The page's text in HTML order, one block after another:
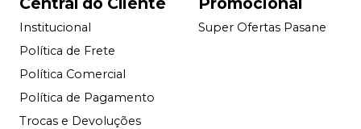
Institucional
Política de Frete
Política Comercial
Política de Pagamento
Trocas e Devoluções
Super Ofertas Pasane